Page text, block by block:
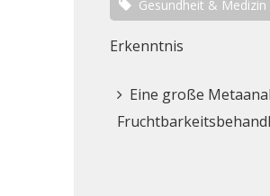
Gesundheit & Medizin
Erkenntnis
Eine große